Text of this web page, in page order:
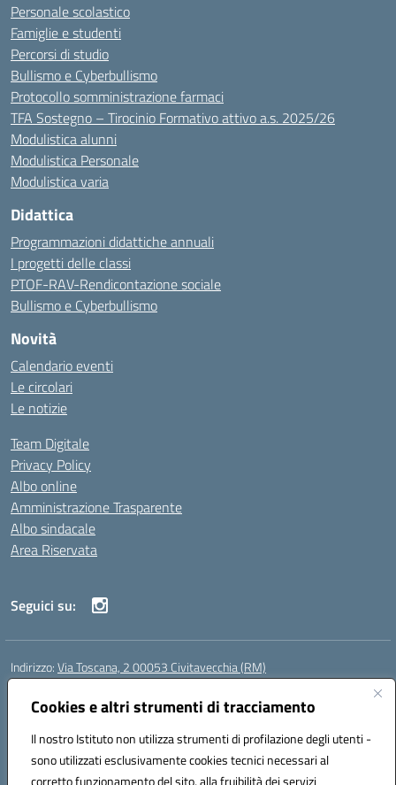
Cookies e altri strumenti di tracciamento
Il nostro Istituto non utilizza strumenti di profilazione degli utenti -
sono utilizzati esclusivamente cookies tecnici necessari al
corretto funzionamento del sito, alla fruibilità dei servizi
Personale scolastico
Famiglie e studenti
Percorsi di studio
Bullismo e Cyberbullismo
Protocollo somministrazione farmaci
TFA Sostegno – Tirocinio Formativo attivo a.s. 2025/26
Modulistica alunni
Modulistica Personale
Modulistica varia
Didattica
Programmazioni didattiche annuali
I progetti delle classi
PTOF-RAV-Rendicontazione sociale
Bullismo e Cyberbullismo
Novità
Calendario eventi
Le circolari
Le notizie
Team Digitale
Privacy Policy
Albo online
Amministrazione Trasparente
Albo sindacale
Area Riservata
Seguici su:
Indirizzo:Via Toscana, 2 00053 Civitavecchia (RM)
Centralino:
Posta elettronica certificata (PEC):rmic8b900g@pec.istruzione.it
Codice fiscale: 91038380589
Codice meccanografico:RMIC8B900G
Codice Indice delle Pubbliche Amministrazioni (IPA): istsc_rmic8b900g